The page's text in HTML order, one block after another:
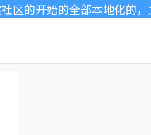
区的开始的全部本地化的